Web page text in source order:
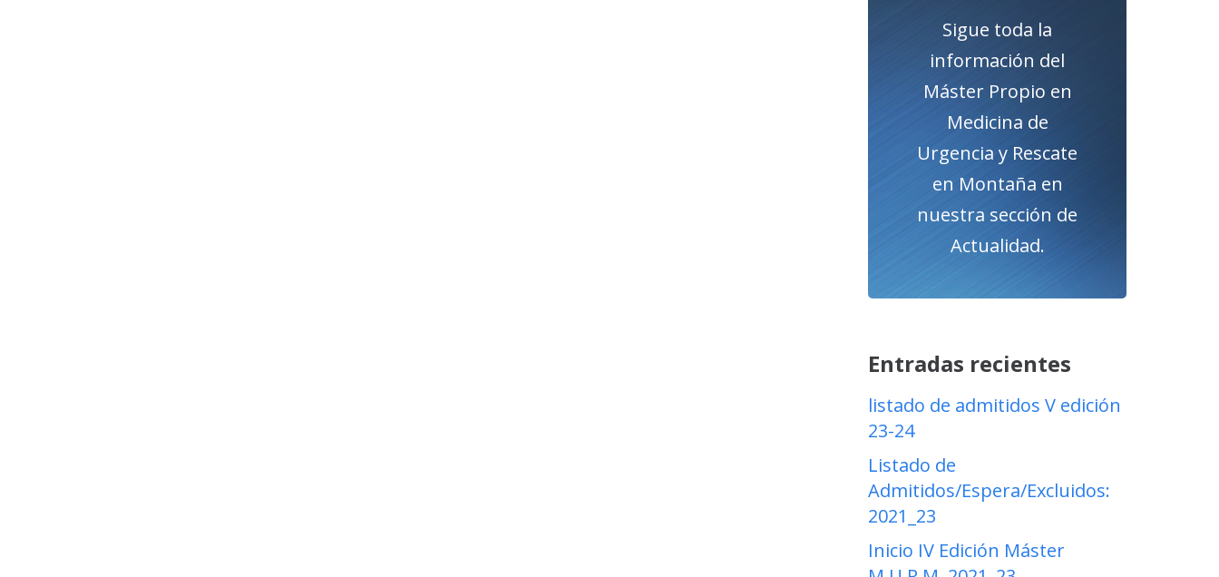
Sigue toda la
información del
Máster Propio en
Medicina de
Urgencia y Rescate
en Montaña en
nuestra sección de
Actualidad.
Acceder
Entradas recientes
listado de admitidos V edición
23-24
Listado de
Admitidos/Espera/Excluidos:
2021_23
Inicio IV Edición Máster